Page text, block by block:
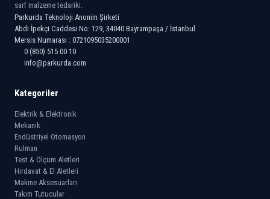
sarf malzeme tedariki.
Parkurda Teknoloji Anonim Şirketi
Abdi İpekçi Caddesi No: 129, 34040 Bayrampaşa / İstanbul
Mersis Numarası : 0721095035200001
0 (850) 515 00 10
info@parkurda.com
Kategoriler
Elektrik & Elektronik
Mekanik
Endüstriyel Otomasyon
Rulman
Test & Ölçüm Aletleri
Hırdavat & El Aletleri
Makine Aksesuarları
Takım Tutucular